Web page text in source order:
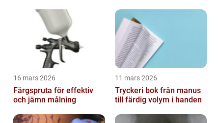
16 mars 2026
Färgspruta för effektiv
och jämn målning
11 mars 2026
Tryckeri bok från manus
till färdig volym i handen